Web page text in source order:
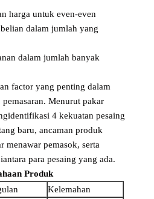
harga untuk even-even
dalam jumlah yang
dalam jumlah banyak
factor yang penting dalam
Menurut pakar
4 kekuatan pesaing
baru, ancaman produk
menawar pemasok, serta
para pesaing yang ada.
Produk
Kelemahan